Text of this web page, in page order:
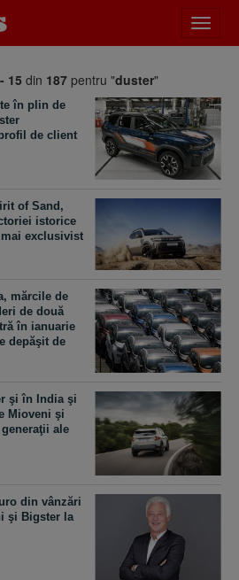
meniu
15 din 187 pentru "duster"
în plin de
de client
of Sand,
istorice
mai exclusivist
mărcile de
de două
în ianuarie
depăşit de
şi în India şi
Mioveni şi
ale
din vânzări
şi Bigster la